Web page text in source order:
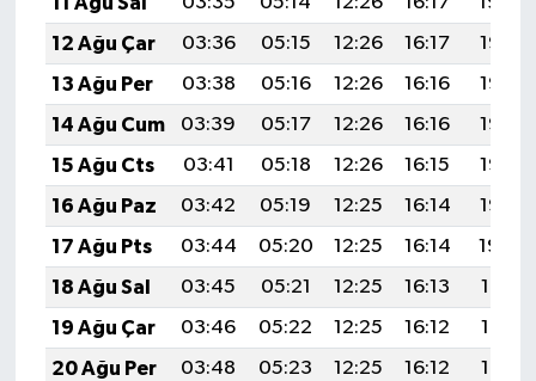
12 Ağu Çar
03:36 05:15 12:26 16:17
19:27
13 Ağu Per
03:38 05:16 12:26 16:16
19:26
14 Ağu Cum
03:39 05:17 12:26 16:16
19:25
15 Ağu Cts
03:41 05:18 12:26 16:15
19:23
16 Ağu Paz
03:42 05:19 12:25 16:14
19:22
17 Ağu Pts
03:44 05:20 12:25 16:14
19:20
18 Ağu Sal
03:45 05:21 12:25 16:13
19:19
19 Ağu Çar
03:46 05:22 12:25 16:12
19:17
20 Ağu Per
03:48 05:23 12:25 16:12
19:16